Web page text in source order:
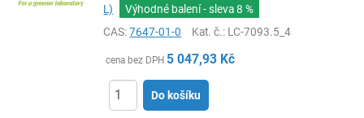
L)
Výhodné balení - sleva8 %
CAS:7647-01-0 Kat. č.: LC-7093.5_4
cena bez DPH 5 047,93 Kč
Do košíku